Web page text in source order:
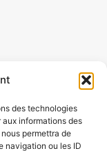
des technologies
informations des
permettra de
navigation ou les ID